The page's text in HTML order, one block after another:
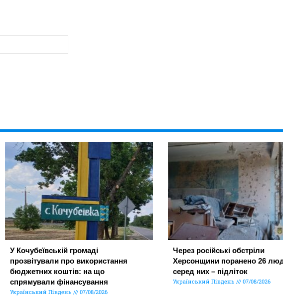
У Кочубеївській громаді
прозвітували про використання
бюджетних коштів: на що
спрямували фінансування
Український Південь 07/08/2026
Через російські обстріли
Херсонщини поранено 26
серед них – підліток
Український Південь 07/08/2026